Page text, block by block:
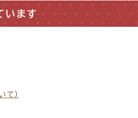
います
て）